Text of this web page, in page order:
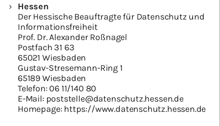
Hessen
Der Hessische Beauftragte für Datenschutz und
Informationsfreiheit
Prof. Dr. Alexander Roßnagel
Postfach 31 63
65021 Wiesbaden
Gustav-Stresemann-Ring 1
65189 Wiesbaden
Telefon: 06 11/140 80
E-Mail: poststelle@datenschutz.hessen.de
Homepage: https://www.datenschutz.hessen.de